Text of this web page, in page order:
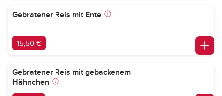
Gebratener Reis mit Ente
15,50 €
Gebratener Reis mit gebackenem
Hähnchen